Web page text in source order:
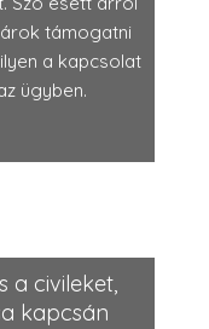
támogatni
a kapcsolat
ügyben.
a civileket,
kapcsán